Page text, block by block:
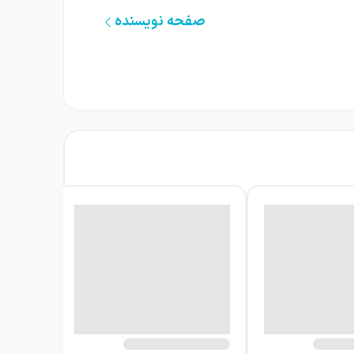
می‌کند.
زیرا به او کمک می‌کند توانایی‌هایش را از
بر کمبودهایش فاصله بگیرد و یاد بگیرد
فشار انتظارات و کشف استعدادهای شخصی را
بر برداشت یک کودک از خودش اثر بگذارد.
صفحه نویسنده